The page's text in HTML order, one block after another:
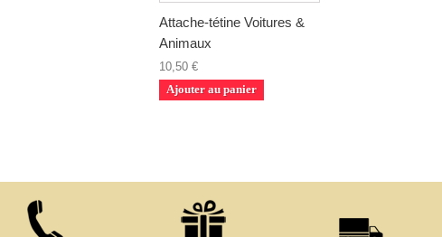
Attache-tétine Voitures &
Animaux
10,50 €
Ajouter au panier